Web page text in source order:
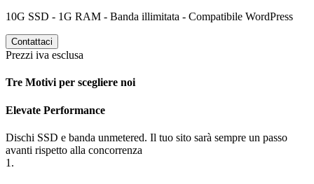
10G SSD - 1G RAM - Banda illimitata - Compatibile WordPress
Contattaci
Prezzi iva esclusa
Tre Motivi per scegliere noi
Elevate Performance
Dischi SSD e banda unmetered. Il tuo sito sarà sempre un passo
avanti rispetto alla concorrenza
1.